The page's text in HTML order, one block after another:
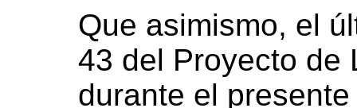
Que asimismo, el
43 del Proyecto de
durante el